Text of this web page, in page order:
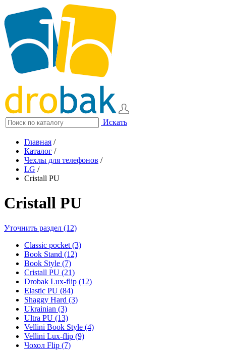
Искать
Главная /
Каталог /
Чехлы для телефонов /
LG /
Cristall PU
Cristall PU
Уточнить раздел (12)
Classic pocket (3)
Book Stand (12)
Book Style (7)
Cristall PU (21)
Drobak Lux-flip (12)
Elastic PU (84)
Shaggy Hard (3)
Ukrainian (3)
Ultra PU (13)
Vellini Book Style (4)
Vellini Lux-flip (9)
Чохол Flip (7)